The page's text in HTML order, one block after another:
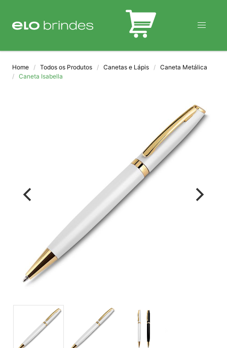
BLOG
Home Todos os Produtos Canetas e Lápis
Caneta Metálica
Caneta Isabella